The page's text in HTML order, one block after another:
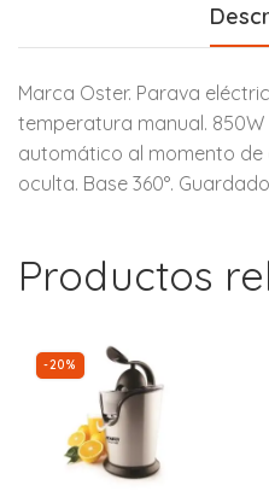
Marca Oster. Parava
temperatura manual.
automático al momento de
oculta. Base 360°.
Productos
-20%